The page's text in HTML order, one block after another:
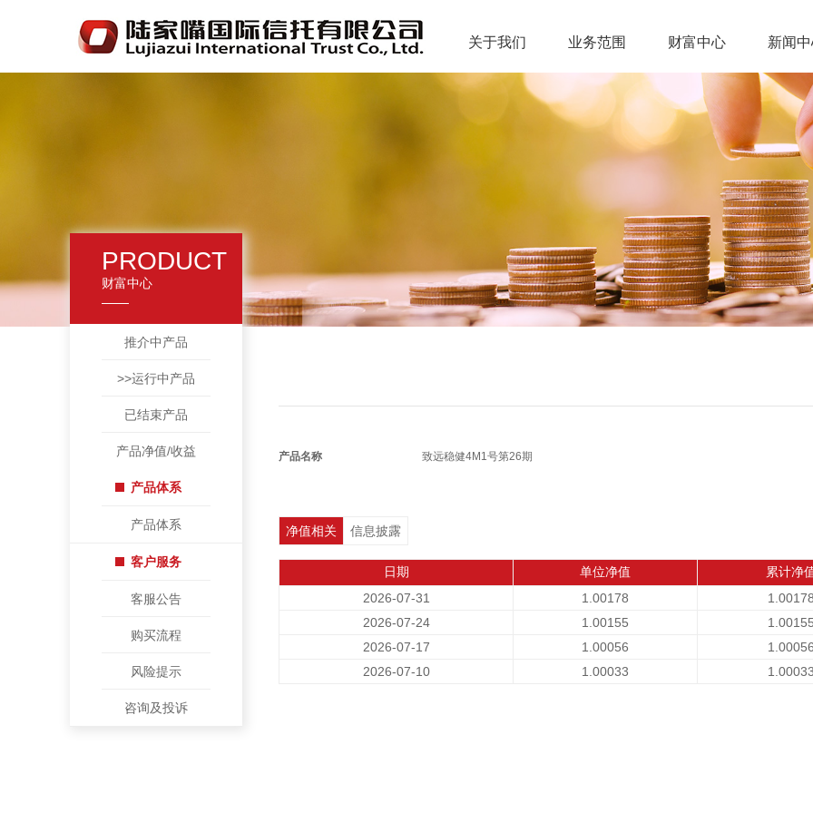
关于我们 业务范围 财富中心 新闻
PRODUCT
财富中心
推介中产品
>>运行中产品
已结束产品
产品净值/收益
产品体系
产品体系
客户服务
客服公告
购买流程
风险提示
咨询及投诉
产品名称 致远稳健4M1号第26期
净值相关 信息披露
日期 单位净值
累计净
2026-07-31
1.00178
1.00178
2026-07-24
1.00155
1.00155
2026-07-17
1.00056
1.00056
2026-07-10
1.00033 1.00033